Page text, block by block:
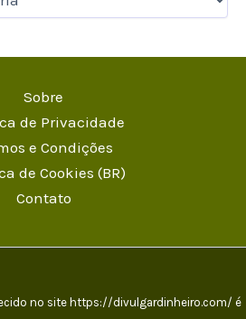
Sobre
de Privacidade
e Condições
de Cookies (BR)
Contato
no site https://divulgardinheiro.com/ é